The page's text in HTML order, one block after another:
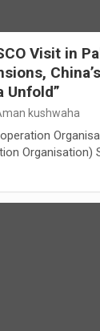
Visit in
Unfold”
kushwaha